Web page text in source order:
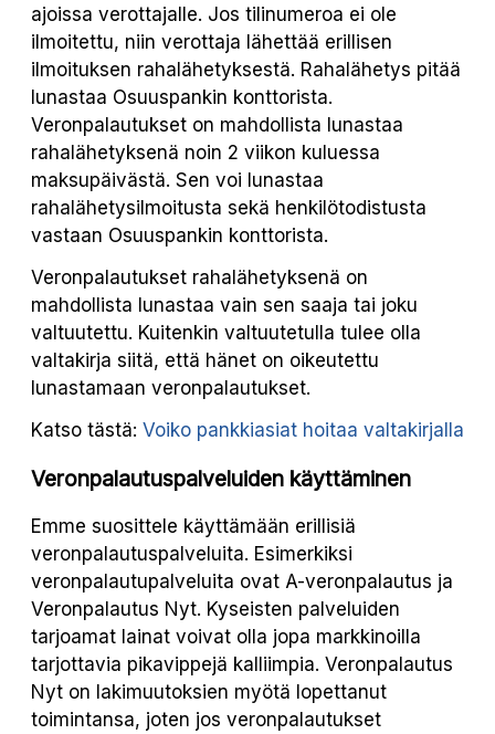
ajoissa verottajalle. Jos tilinumeroa ei ole
ilmoitettu, niin verottaja lähettää erillisen
ilmoituksen rahalähetyksestä. Rahalähetys pitää
lunastaa Osuuspankin konttorista.
Veronpalautukset on mahdollista lunastaa
rahalähetyksenä noin 2 viikon kuluessa
maksupäivästä. Sen voi lunastaa
rahalähetysilmoitusta sekä henkilötodistusta
vastaan Osuuspankin konttorista.
Veronpalautukset rahalähetyksenä on
mahdollista lunastaa vain sen saaja tai joku
valtuutettu. Kuitenkin valtuutetulla tulee olla
valtakirja siitä, että hänet on oikeutettu
lunastamaan veronpalautukset.
Katso tästä: Voiko pankkiasiat hoitaa valtakirjalla
Veronpalautuspalveluiden käyttäminen
Emme suosittele käyttämään erillisiä
veronpalautuspalveluita. Esimerkiksi
veronpalautupalveluita ovat A-veronpalautus ja
Veronpalautus Nyt. Kyseisten palveluiden
tarjoamat lainat voivat olla jopa markkinoilla
tarjottavia pikavippejä kalliimpia. Veronpalautus
Nyt on lakimuutoksien myötä lopettanut
toimintansa, joten jos veronpalautukset